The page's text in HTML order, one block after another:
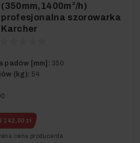
(350mm,1400m²/h)
profesjonalna szorowarka
Karcher
padów [mm]: 350
(kg): 54
142,00 zł
cena producenta